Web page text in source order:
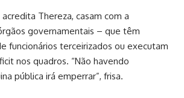
Thereza, casam com a
governamentais – que têm
funcionários terceirizados ou executam
nos quadros. “Não havendo
pública irá emperrar”, frisa.